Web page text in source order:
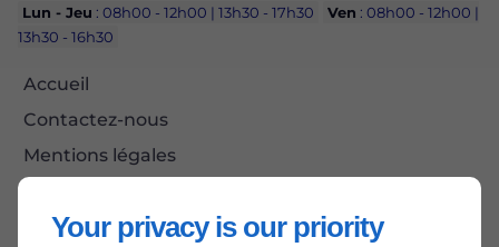
Your privacy is our priority
Lun - Jeu : 08h00 - 12h00 | 13h30 - 17h30 Ven : 08h00 - 12h00 |
13h30 - 16h30
Accueil
Contactez-nous
Mentions légales